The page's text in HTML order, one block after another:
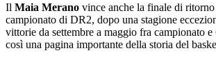
Il Maia Merano vince anche la finale di
campionato di DR2, dopo una stagione
vittorie da settembre a maggio fra campionato
così una pagina importante della storia del